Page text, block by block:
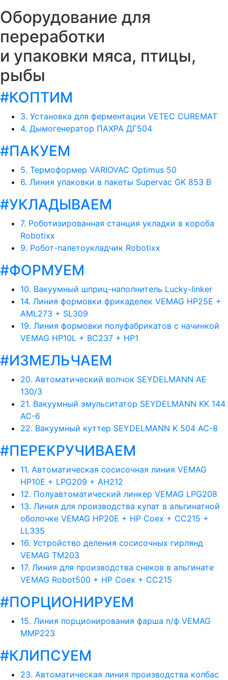
Оборудование для
переработки
и упаковки мяса, птицы,
рыбы
#КОПТИМ
3. Установка для ферментации VETEC CUREMAT
4. Дымогенератор ПАХРА ДГ504
#ПАКУЕМ
5. Термоформер VARIOVAC Optimus 50
6. Линия упаковки в пакеты Supervac GK 853 В
#УКЛАДЫВАЕМ
7. Роботизированная станция укладки в короба
Robotixx
9. Робот-палетоукладчик Robotixx
#ФОРМУЕМ
10. Вакуумный шприц-наполнитель Lucky-linker
14. Линия формовки фрикаделек VEMAG HP25E +
AML273 + SL309
19. Линия формовки полуфабрикатов с начинкой
VEMAG HP10L + BC237 + HP1
#ИЗМЕЛЬЧАЕМ
20. Автоматический волчок SEYDELMANN AE
130/3
21. Вакуумный эмульситатор SEYDELMANN KK 144
AC-6
22. Вакуумный куттер SEYDELMANN K 504 AC-8
#ПЕРЕКРУЧИВАЕМ
11. Автоматическая сосисочная линия VEMAG
HP10E + LPG209 + AH212
12. Полуавтоматический линкер VEMAG LPG208
13. Линия для производства купат в альгинатной
оболочке VEMAG HP20E + HP Coex + CC215 +
LL335
16. Устройство деления сосисочных гирлянд
VEMAG TM203
17. Линия для производства снеков в альгинате
VEMAG Robot500 + HP Coex + CC215
#ПОРЦИОНИРУЕМ
15. Линия порционирования фарша п/ф VEMAG
MMP223
#КЛИПСУЕМ
23. Автоматическая линия производства колбас